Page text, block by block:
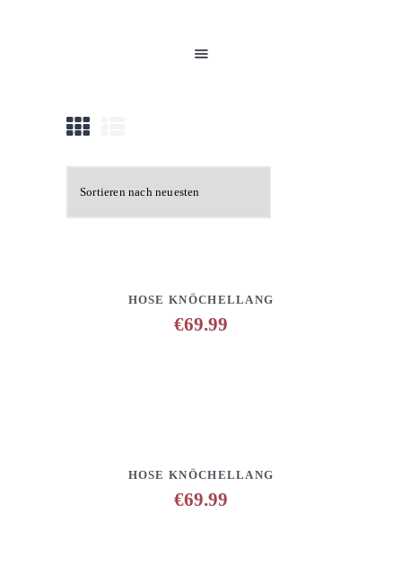
ÜBER UNS
KONTAKT
DETAILS ANFRAGE HINZUFÜGEN
HOSE KNÖCHELLANG
€69.99
DETAILS ANFRAGE HINZUFÜGEN
HOSE KNÖCHELLANG
€69.99